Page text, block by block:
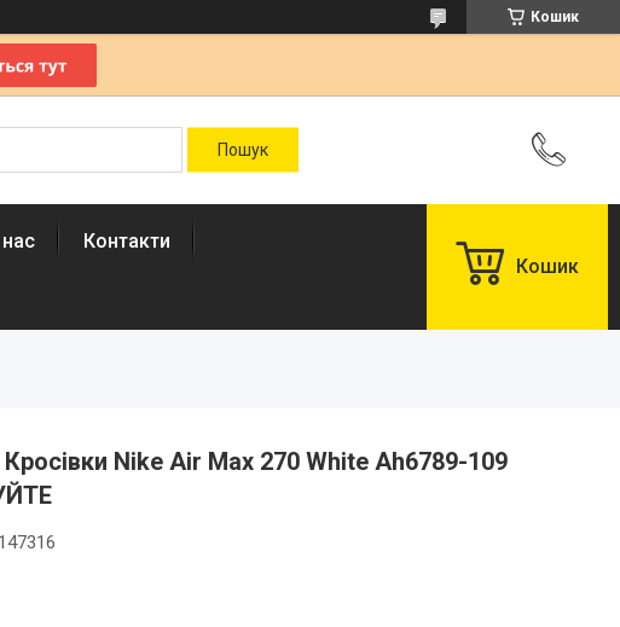
Кошик
Контакти
Кошик
Nike Air Max 270 White Ah6789-109